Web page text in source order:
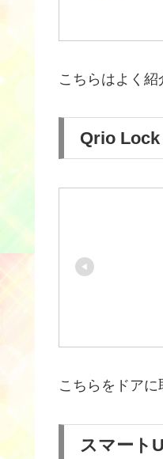
こちらはよく紹
Qrio Lock
こちらをドア
スマート